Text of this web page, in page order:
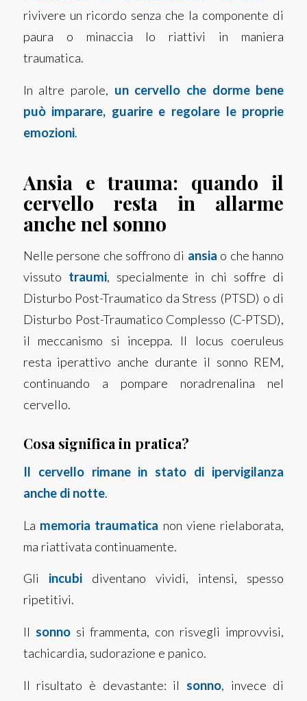
rivivere un ricordo senza che la componente di
paura o minaccia lo riattivi in maniera
traumatica.
In altre parole, un cervello che dorme bene
può imparare, guarire e regolare le proprie
emozioni.
Ansia e trauma: quando il
cervello resta in allarme
anche nel sonno
Nelle persone che soffrono di ansia o che hanno
vissuto traumi, specialmente in chi soffre di
Disturbo Post-Traumatico da Stress (PTSD) o di
Disturbo Post-Traumatico Complesso (C-PTSD),
il meccanismo si inceppa. Il locus coeruleus
resta iperattivo anche durante il sonno REM,
continuando a pompare noradrenalina nel
cervello.
Cosa significa in pratica?
Il cervello rimane in stato di ipervigilanza
anche di notte.
La memoria traumatica non viene rielaborata,
ma riattivata continuamente.
Gli incubidiventano vividi, intensi, spesso
ripetitivi.
Il sonnosi frammenta, con risvegli improvvisi,
tachicardia, sudorazione e panico.
Il risultato è devastante: il sonno, invece di